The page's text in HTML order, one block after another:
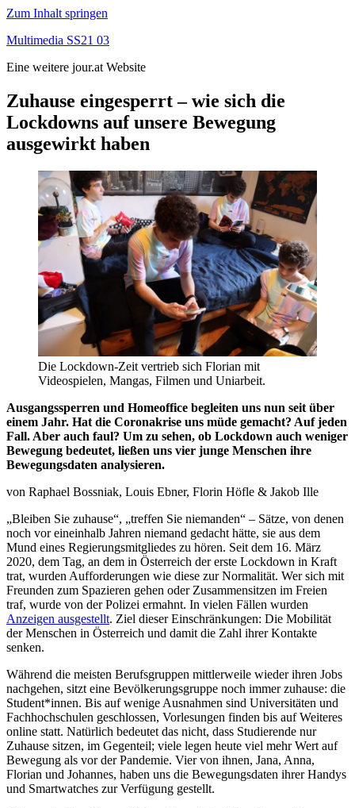
Zum Inhalt springen
Multimedia SS21 03
Eine weitere jour.at Website
Zuhause eingesperrt – wie sich die
Lockdowns auf unsere Bewegung
ausgewirkt haben
Die Lockdown-Zeit vertrieb sich Florian mit
Videospielen, Mangas, Filmen und Uniarbeit.
Ausgangssperren und Homeoffice begleiten uns nun seit über
einem Jahr. Hat die Coronakrise uns müde gemacht? Auf jeden
Fall. Aber auch faul? Um zu sehen, ob Lockdown auch weniger
Bewegung bedeutet, ließen uns vier junge Menschen ihre
Bewegungsdaten analysieren.
von Raphael Bossniak, Louis Ebner, Florin Höfle & Jakob Ille
„Bleiben Sie zuhause“, „treffen Sie niemanden“ – Sätze, von denen
noch vor eineinhalb Jahren niemand gedacht hätte, sie aus dem
Mund eines Regierungsmitgliedes zu hören. Seit dem 16. März
2020, dem Tag, an dem in Österreich der erste Lockdown in Kraft
trat, wurden Aufforderungen wie diese zur Normalität. Wer sich mit
Freunden zum Spazieren gehen oder Zusammensitzen im Freien
traf, wurde von der Polizei ermahnt. In vielen Fällen wurden
Anzeigen ausgestellt. Ziel dieser Einschränkungen: Die Mobilität
der Menschen in Österreich und damit die Zahl ihrer Kontakte
senken.
Während die meisten Berufsgruppen mittlerweile wieder ihren Jobs
nachgehen, sitzt eine Bevölkerungsgruppe noch immer zuhause: die
Student*innen. Bis auf wenige Ausnahmen sind Universitäten und
Fachhochschulen geschlossen, Vorlesungen finden bis auf Weiteres
online statt. Natürlich bedeutet das nicht, dass Studierende nur
Zuhause sitzen, im Gegenteil; viele legen heute viel mehr Wert auf
Bewegung als vor der Pandemie. Vier von ihnen, Jana, Anna,
Florian und Johannes, haben uns die Bewegungsdaten ihrer Handys
und Smartwatches zur Verfügung gestellt.